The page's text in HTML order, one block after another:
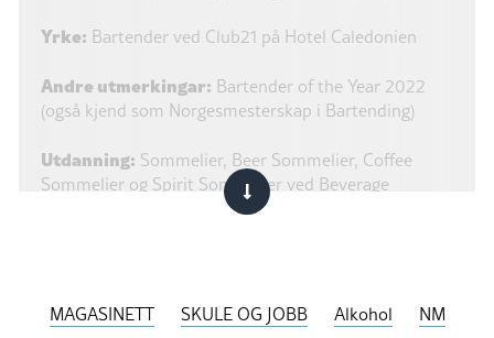
Yrke: Bartender ved Club21 på Hotel Caledonien
Andre utmerkingar: Bartender of the Year 2022
(også kjend som Norgesmesterskap i Bartending)
Utdanning: Sommelier, Beer Sommelier, Coffee
Sommelier og Spirit Sommelier ved Beverage
Academy i Oslo, Bachelorgrad i Statsvitskap.
MAGASINETT SKULE OG JOBB Alkohol
NM